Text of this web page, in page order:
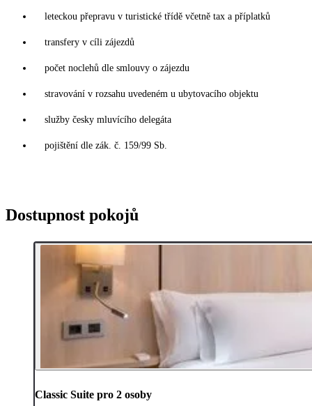
leteckou přepravu v turistické třídě včetně tax a příplatků
transfery v cíli zájezdů
počet noclehů dle smlouvy o zájezdu
stravování v rozsahu uvedeném u ubytovacího objektu
služby česky mluvícího delegáta
pojištění dle zák. č. 159/99 Sb.
Dostupnost pokojů
Classic Suite pro 2 osoby